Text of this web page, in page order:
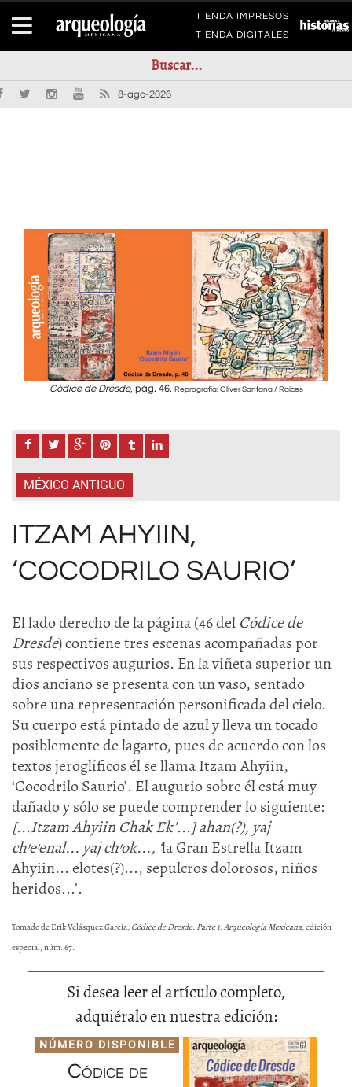
TIENDA IMPRESOS
TIENDA DIGITALES
8-ago-2026
Códice de Dresde, pág. 46. Reprografía: Oliver Santana / Raíces
MÉXICO ANTIGUO
ITZAM AHYIIN,
‘COCODRILO SAURIO’
El lado derecho de la página (46 del Códice de
Dresde) contiene tres escenas acompañadas por
sus respectivos augurios. En la viñeta superior un
dios anciano se presenta con un vaso, sentado
sobre una representación personificada del cielo.
Su cuerpo está pintado de azul y lleva un tocado
posiblemente de lagarto, pues de acuerdo con los
textos jeroglíficos él se llama Itzam Ahyiin,
‘Cocodrilo Saurio’. El augurio sobre él está muy
dañado y sólo se puede comprender lo siguiente:
[...Itzam Ahyiin Chak Ek’...] ahan(?), yaj
ch’e’enal... yaj ch’ok..., ‘la Gran Estrella Itzam
Ahyiin... elotes(?)..., sepulcros dolorosos, niños
heridos...’.
Tomado de Erik Velásquez García, Códice de Dresde. Parte 1,Arqueología Mexicana, edición
especial, núm. 67.
Si desea leer el artículo completo,
adquiéralo en nuestra edición:
NÚMERO DISPONIBLE
Códice de